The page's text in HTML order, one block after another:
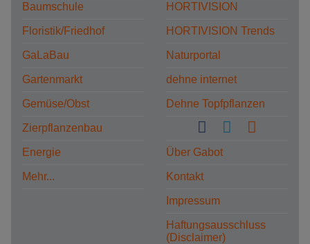
Baumschule
Floristik/Friedhof
GaLaBau
Gartenmarkt
Gemüse/Obst
Zierpflanzenbau
Energie
Mehr...
HORTIVISION
HORTIVISION Trends
Naturportal
dehne internet
Dehne Topfpflanzen
Über Gabot
Kontakt
Impressum
Haftungsausschluss
(Disclaimer)